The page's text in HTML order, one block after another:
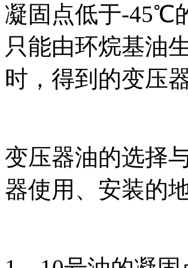
凝固点低于-45℃
只能由环烷基油
时，得到的变压
变压器油的选择
器使用、安装的